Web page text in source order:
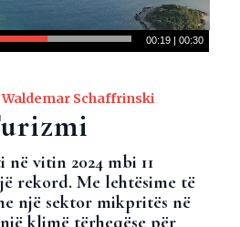
00:20 |00:30
Waldemar Schaffrinski
vitin 2024 mbi 11
rekord. Me lehtësime të
një sektor mikpritës në
klimë tërheqëse për